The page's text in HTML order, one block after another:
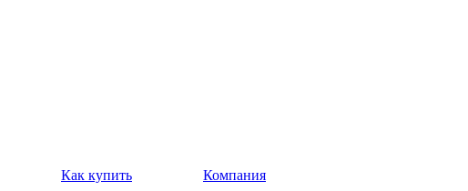
Как купить
Компания